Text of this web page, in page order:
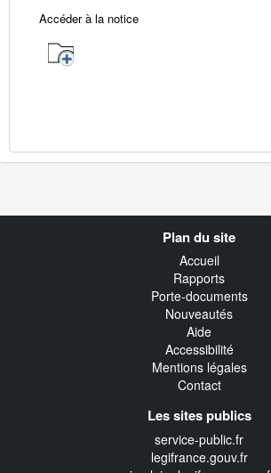
Accéder à la notice
Plan du site
Accueil
Rapports
Porte-documents
Nouveautés
Aide
Accessibilité
Mentions légales
Contact
Les sites publics
service-public.fr
legifrance.gouv.fr